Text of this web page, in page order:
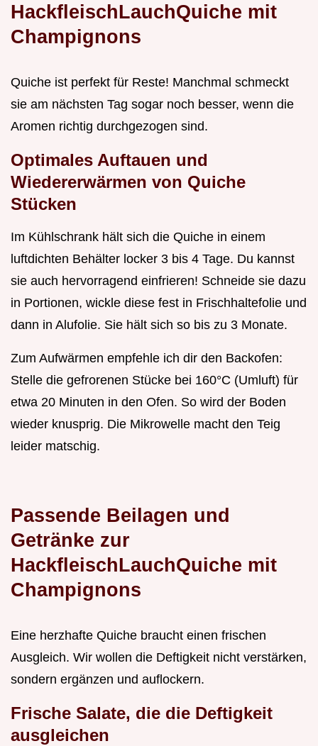
HackfleischLauchQuiche mit
Champignons
Quiche ist perfekt für Reste! Manchmal schmeckt
sie am nächsten Tag sogar noch besser, wenn die
Aromen richtig durchgezogen sind.
Optimales Auftauen und
Wiedererwärmen von Quiche
Stücken
Im Kühlschrank hält sich die Quiche in einem
luftdichten Behälter locker 3 bis 4 Tage. Du kannst
sie auch hervorragend einfrieren! Schneide sie dazu
in Portionen, wickle diese fest in Frischhaltefolie und
dann in Alufolie. Sie hält sich so bis zu 3 Monate.
Zum Aufwärmen empfehle ich dir den Backofen:
Stelle die gefrorenen Stücke bei 160°C (Umluft) für
etwa 20 Minuten in den Ofen. So wird der Boden
wieder knusprig. Die Mikrowelle macht den Teig
leider matschig.
Passende Beilagen und
Getränke zur
HackfleischLauchQuiche mit
Champignons
Eine herzhafte Quiche braucht einen frischen
Ausgleich. Wir wollen die Deftigkeit nicht verstärken,
sondern ergänzen und auflockern.
Frische Salate, die die Deftigkeit
ausgleichen